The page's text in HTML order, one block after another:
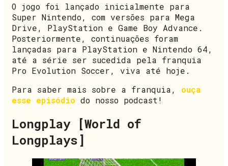
O jogo foi lançado inicialmente para
Super Nintendo, com versões para Mega
Drive, PlayStation e Game Boy Advance.
Posteriormente, continuações foram
lançadas para PlayStation e Nintendo 64,
até a série ser sucedida pela franquia
Pro Evolution Soccer, viva até hoje.
Para saber mais sobre a franquia, ouça
esse episódio do nosso podcast!
Longplay [World of
Longplays]